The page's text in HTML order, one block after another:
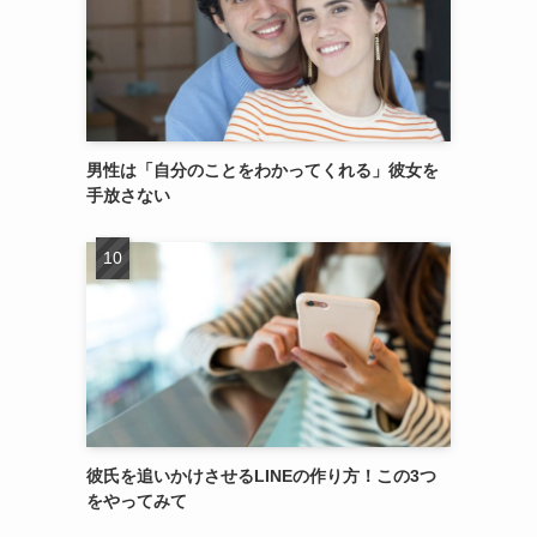
男性は「自分のことをわかってくれる」彼女を
手放さない
彼氏を追いかけさせるLINEの作り方！この3つ
をやってみて